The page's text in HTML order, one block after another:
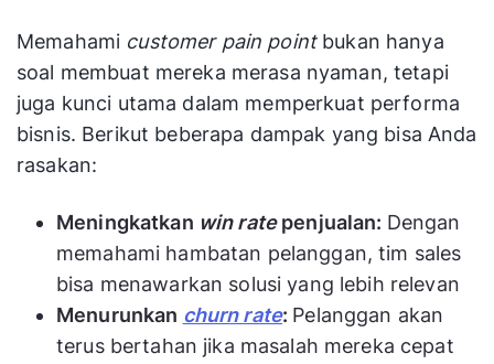
Memahami customer pain pointbukan hanya
soal membuat mereka merasa nyaman, tetapi
juga kunci utama dalam memperkuat performa
bisnis. Berikut beberapa dampak yang bisa Anda
rasakan:
Meningkatkan win ratepenjualan: Dengan
memahami hambatan pelanggan, tim sales
bisa menawarkan solusi yang lebih relevan
Menurunkan churn rate: Pelanggan akan
terus bertahan jika masalah mereka cepat